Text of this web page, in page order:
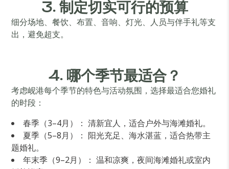
3. 制定切实可行的预算
细分场地、餐饮、布置、音响、灯光、人员与伴手礼等支
出，避免超支。
4. 哪个季节最适合？
考虑岘港每个季节的特色与活动氛围，选择最适合您婚礼
的时段：
春季（3–4月）： 清新宜人，适合户外与海滩婚礼。
夏季（5–8月）： 阳光充足、海水湛蓝，适合热带主
题婚礼。
年末季（9–2月）： 温和凉爽，夜间海滩婚礼或室内